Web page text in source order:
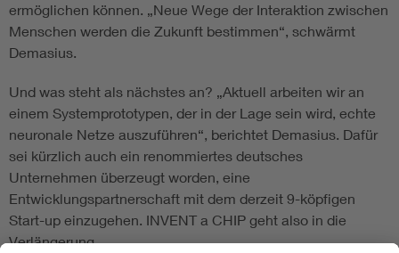
ermöglichen können. „Neue Wege der Interaktion zwischen
Menschen werden die Zukunft bestimmen“, schwärmt
Demasius.
Und was steht als nächstes an? „Aktuell arbeiten wir an
einem Systemprototypen, der in der Lage sein wird, echte
neuronale Netze auszuführen“, berichtet Demasius. Dafür
sei kürzlich auch ein renommiertes deutsches
Unternehmen überzeugt worden, eine
Entwicklungspartnerschaft mit dem derzeit 9-köpfigen
Start-up einzugehen. INVENT a CHIP geht also in die
Verlängerung.